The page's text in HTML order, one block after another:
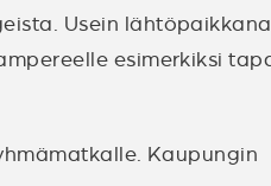
Usein
esimerkiksi
Kaupungin